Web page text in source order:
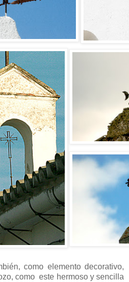
como elemento decorativo,
como este hermoso y sencilla